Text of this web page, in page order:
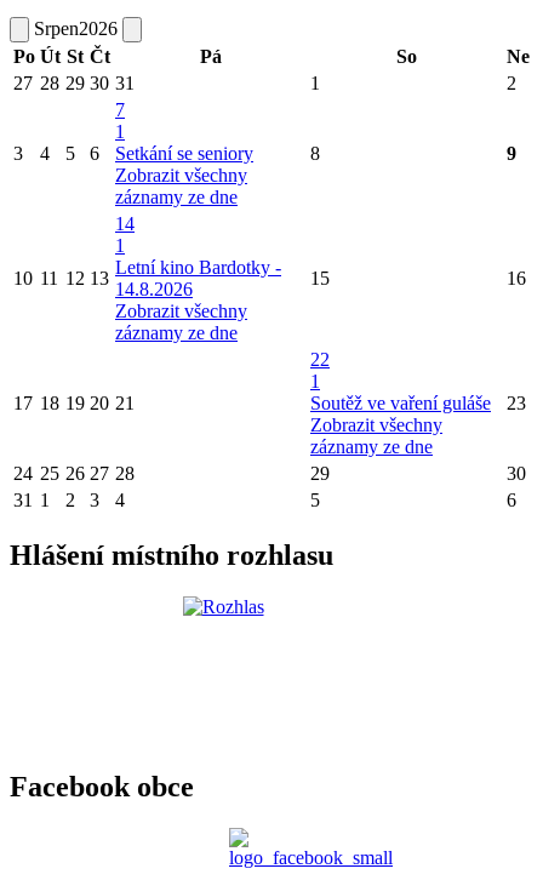
Srpen2026
Po Út St Čt Pá So
Ne
27 28 29 30 31 1 2
3 4 5 6
7
1
Setkání se seniory
Zobrazit všechny
záznamy ze dne
8 9
10 11 12 13
14
1
Letní kino Bardotky -
14.8.2026
Zobrazit všechny
záznamy ze dne
15 16
17 18 19 20 21
22
1
Soutěž ve vaření guláše
Zobrazit všechny
záznamy ze dne
23
24 25 26 27 28 29
30
31 1 2 3 4 5 6
Hlášení místního rozhlasu
Facebook obce